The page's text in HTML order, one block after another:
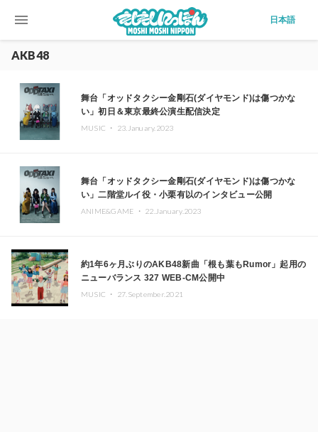
menu 日本語
AKB48
舞台「オッドタクシー金剛石(ダイヤモンド)は傷つかな
い」初日＆東京最終公演生配信決定
MUSIC ・ 23.January.2023
舞台「オッドタクシー金剛石(ダイヤモンド)は傷つかな
い」二階堂ルイ役・小栗有以のインタビュー公開
ANIME&GAME ・ 22.January.2023
約1年6ヶ月ぶりのAKB48新曲「根も葉もRumor」起用の
ニューバランス 327 WEB-CM公開中
MUSIC ・ 27.September.2021